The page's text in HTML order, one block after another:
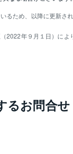
るため、以降に更新さ
2022年９月１日）によ
るお問合せ